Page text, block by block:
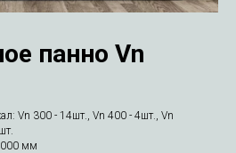
панно Vn
Vn 300 - 14шт., Vn 400 - 4шт., Vn
мм